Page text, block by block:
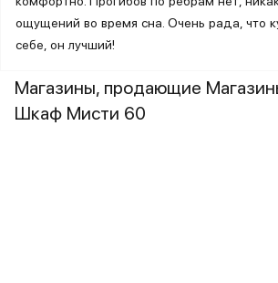
ощущений во время сна. Очень рада, что
себе, он лучший!
Магазины, продающие
Шкаф Мисти 60